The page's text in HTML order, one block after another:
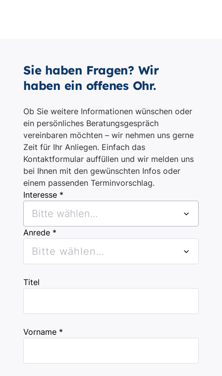
Sie haben Fragen? Wir
haben ein offenes Ohr.
Ob Sie weitere Informationen wünschen oder
ein persönliches Beratungsgespräch
vereinbaren möchten – wir nehmen uns gerne
Zeit für Ihr Anliegen. Einfach das
Kontaktformular auffüllen und wir melden uns
bei Ihnen mit den gewünschten Infos oder
einem passenden Terminvorschlag.
Interesse *
Bitte wählen...
Anrede *
Bitte wählen...
Titel
Vorname *